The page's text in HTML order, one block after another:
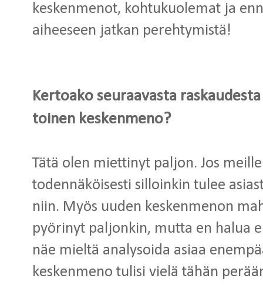
keskenmenot, kohtukuolemat ja
aiheeseen jatkan perehtymistä!
Kertoako seuraavasta
toinen keskenmeno?
Tätä olen miettinyt paljon. Jos
todennäköisesti silloinkin tulee
niin. Myös uuden keskenmenon
pyörinyt paljonkin, mutta en halua
näe mieltä analysoida asiaa
keskenmeno tulisi vielä tähän